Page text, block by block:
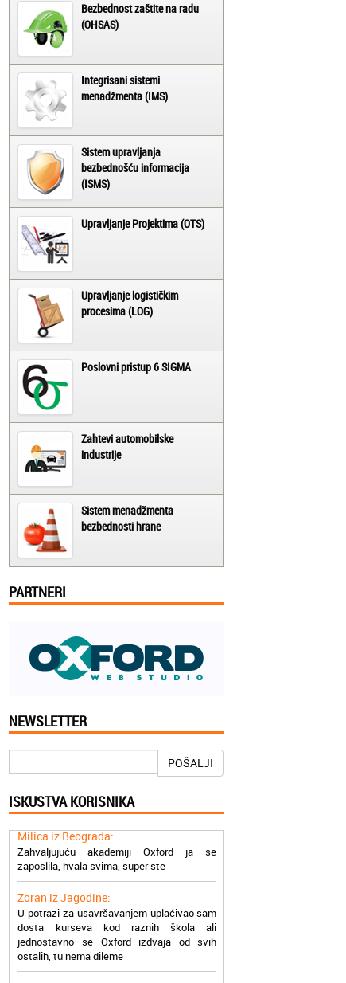
Bezbednost zaštite na radu
(OHSAS)
Integrisani sistemi
menadžmenta (IMS)
Sistem upravljanja
bezbednošću informacija
(ISMS)
Upravljanje Projektima (OTS)
Upravljanje logističkim
procesima (LOG)
Poslovni pristup 6 SIGMA
Zahtevi automobilske
industrije
Sistem menadžmenta
bezbednosti hrane
PARTNERI
NEWSLETTER
POŠALJI
ISKUSTVA KORISNIKA
Jelena iz Niša:
Akademiji Oxford u Nišu jer su stvarno
profesionalni i prenose znanje na odličan
Milica iz Beograda:
Zahvaljujuću akademiji Oxford ja se
zaposlila, hvala svima, super ste
Zoran iz Jagodine:
U potrazi za usavršavanjem uplaćivao sam
dosta kurseva kod raznih škola ali
jednostavno se Oxford izdvaja od svih
ostalih, tu nema dileme
Dragana iz Zaječara: